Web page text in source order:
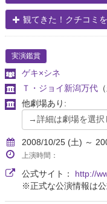
観てきた！クチコミ
実演鑑賞
ゲキ×シネ
Ｔ・ジョイ新潟万代
他劇場あり:
2008/10/25 (土) ～
上演時間：
公式サイト： http://
※正式な公演情報は公